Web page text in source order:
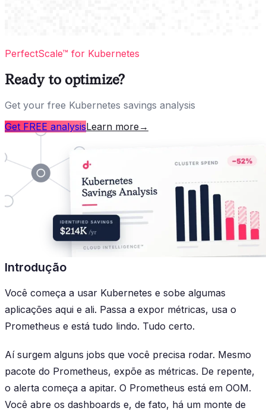
PerfectScale™ for Kubernetes
Ready to optimize?
Get your free Kubernetes savings analysis
Get FREE analysisLearn more →
Introdução
Você começa a usar Kubernetes e sobe algumas
aplicações aqui e ali. Passa a expor métricas, usa o
Prometheus e está tudo lindo. Tudo certo.
Aí surgem alguns jobs que você precisa rodar. Mesmo
pacote do Prometheus, expõe as métricas. De repente,
o alerta começa a apitar. O Prometheus está em OOM.
Você abre os dashboards e, de fato, há um monte de